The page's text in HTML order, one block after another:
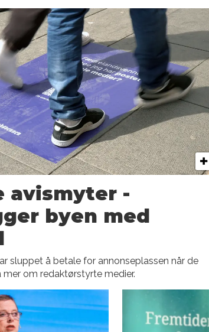
avismyter -
byen med
sluppet å betale for annonseplassen når de
om redaktørstyrte medier.